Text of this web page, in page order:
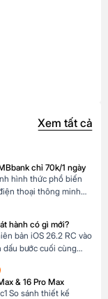
Xem tất cả
chỉ 70k/1 ngày
hình thức phổ biến
thoại thông minh
khá cao vượt ngoài
người Tại Happy
chương trình trả […]
hành có gì mới?
bản iOS 26.2 RC vào
dấu bước cuối cùng
tiến thú vị, tập trung
dùng […]
& 16 Pro Max
So sánh thiết kế